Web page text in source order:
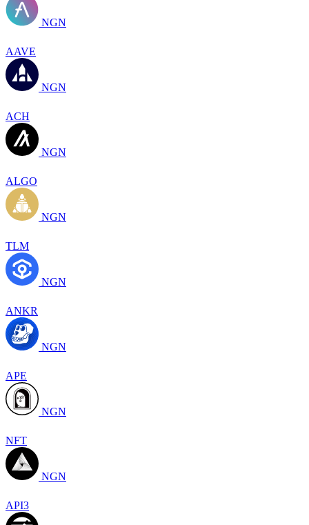
NGN
AAVE
NGN
ACH
NGN
ALGO
NGN
TLM
NGN
ANKR
NGN
APE
NGN
NFT
NGN
API3